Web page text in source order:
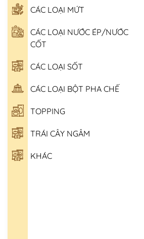
CÁC LOẠI MỨT
CÁC LOẠI NƯỚC ÉP/NƯỚC
CỐT
CÁC LOẠI SỐT
CÁC LOẠI BỘT PHA CHẾ
TOPPING
TRÁI CÂY NGÂM
KHÁC